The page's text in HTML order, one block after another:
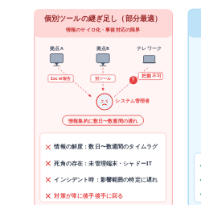
個別ツールの継ぎ足し（部分最適）
情報のサイロ化・事後対応の限界
拠点A 拠点B テレワーク
システム管理者
Excel報告 別ツール ?
情報集約に数日〜数週間の遅れ
情報の鮮度：数日〜数週間のタイムラグ
死角の存在：未管理端末・シャドーIT
インシデント時：影響範囲の特定に遅れ
対策が常に後手後手に回る
把握不可